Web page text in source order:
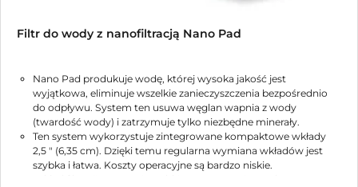
Filtr do wody z nanofiltracją Nano Pad
Nano Pad produkuje wodę, której wysoka jakość jest
wyjątkowa, eliminuje wszelkie zanieczyszczenia bezpośrednio
do odpływu. System ten usuwa węglan wapnia z wody
(twardość wody) i zatrzymuje tylko niezbędne minerały.
Ten system wykorzystuje zintegrowane kompaktowe wkłady
2,5 " (6,35 cm). Dzięki temu regularna wymiana wkładów jest
szybka i łatwa. Koszty operacyjne są bardzo niskie.